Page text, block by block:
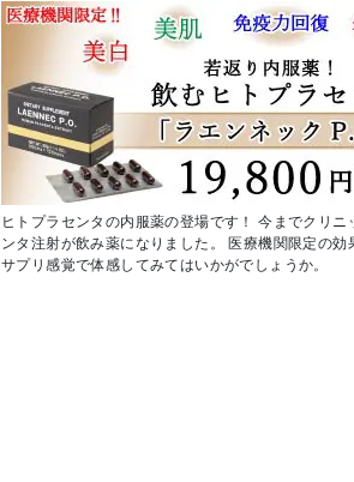
ヒトプラセンタの内服薬の登場です！ 今までクリ
ンタ注射が飲み薬になりました。 医療機関限定の効
サプリ感覚で体感してみてはいかがでしょうか。